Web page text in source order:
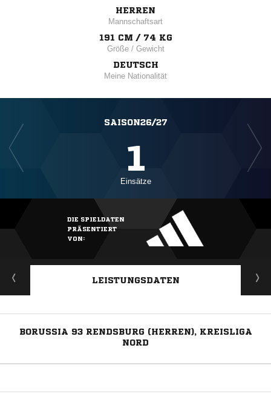
HERREN
Mannschaftsart
191 CM / 74 KG
Größe / Gewicht
DEUTSCH
Meine Nationalität
SAISON26/27
1
Einsätze
DIE SPIELDATEN
PRÄSENTIERT
VON:
LEISTUNGSDATEN
BORUSSIA 93 RENDSBURG (HERREN), KREISLIGA
NORD